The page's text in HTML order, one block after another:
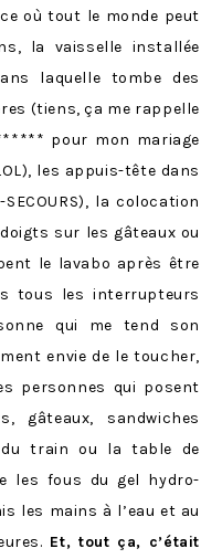
où tout le monde peut
la vaisselle installée
laquelle tombe des
(tiens, ça me rappelle
pour mon mariage
les appuis-tête dans
la colocation
sur les gâteaux ou
le lavabo après être
tous les interrupteurs
qui me tend son
envie de le toucher,
personnes qui posent
gâteaux, sandwiches
du train ou la table de
les fous du gel hydro-
les mains à l’eau et au
Et, tout ça, c’était